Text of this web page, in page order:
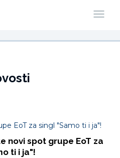
novi spot grupe EoT za
ti i ja"!